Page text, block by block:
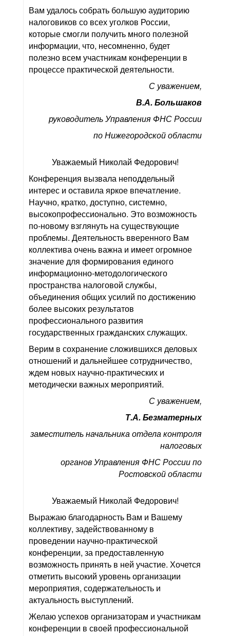
Вам удалось собрать большую аудиторию
налоговиков со всех уголков России,
которые смогли получить много полезной
информации, что, несомненно, будет
полезно всем участникам конференции в
процессе практической деятельности.
С уважением,
В.А. Большаков
руководитель Управления ФНС России
по Нижегородской области
Уважаемый Николай Федорович!
Конференция вызвала неподдельный
интерес и оставила яркое впечатление.​
Научно, кратко, доступно, системно,
высокопрофессионально. Это возможность
по-новому взглянуть на существующие
проблемы. Деятельность вверенного Вам
коллектива очень важна и имеет огромное
значение для формирования единого
информационно-методологического
пространства налоговой службы,
объединения общих усилий по достижению
более высоких результатов
профессионального развития
государственных гражданских служащих.
Верим в сохранение сложившихся деловых
отношений и дальнейшее сотрудничество,
ждем новых научно-практических и
методически важных мероприятий.
С уважением,
Т.А. Безматерных
заместитель начальника отдела контроля
налоговых
органов Управления ФНС России по
Ростовской области
Уважаемый Николай Федорович!
Выражаю благодарность Вам и Вашему
коллективу, задействованному в
проведении научно-практической
конференции, за предоставленную
возможность принять в ней участие. Хочется
отметить высокий уровень организации
мероприятия, содержательность и
актуальность выступлений.
Желаю успехов организаторам и участникам
конференции в своей профессиональной